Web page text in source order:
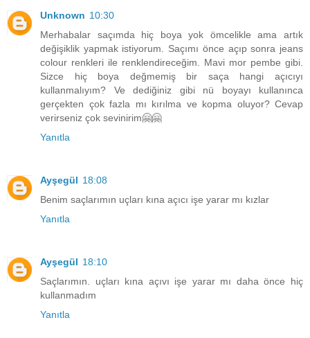
Unknown 10:30
Merhabalar saçımda hiç boya yok ömcelikle ama artık
değişiklik yapmak istiyorum. Saçımı önce açıp sonra jeans
colour renkleri ile renklendireceğim. Mavi mor pembe gibi.
Sizce hiç boya değmemiş bir saça hangi açıcıyı
kullanmalıyım? Ve dediğiniz gibi nü boyayı kullanınca
gerçekten çok fazla mı kırılma ve kopma oluyor? Cevap
verirseniz çok sevinirim🤗🤗
Yanıtla
Ayşegül 18:08
Benim saçlarımın uçları kına açıcı işe yarar mı kızlar
Yanıtla
Ayşegül 18:10
Saçlarımın. uçları kına açıvı işe yarar mı daha önce hiç
kullanmadım
Yanıtla